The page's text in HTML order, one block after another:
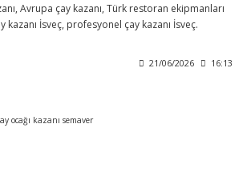
Avrupa çay kazanı, Türk restoran ekipmanları
kazanı İsveç, profesyonel çay kazanı İsveç.
21/06/2026 16:13